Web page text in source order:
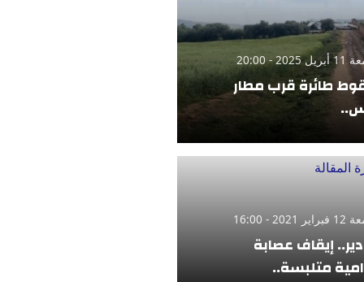
- 20:00
طائرة قرب مطار
- 16:00
إيقاف عصابة
متلبسة..